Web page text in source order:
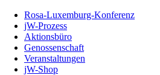
Inhalt
Seite
Rosa-Luxemburg-Konferenz
jW-Prozess
Aktionsbüro
Genossenschaft
Veranstaltungen
jW-Shop